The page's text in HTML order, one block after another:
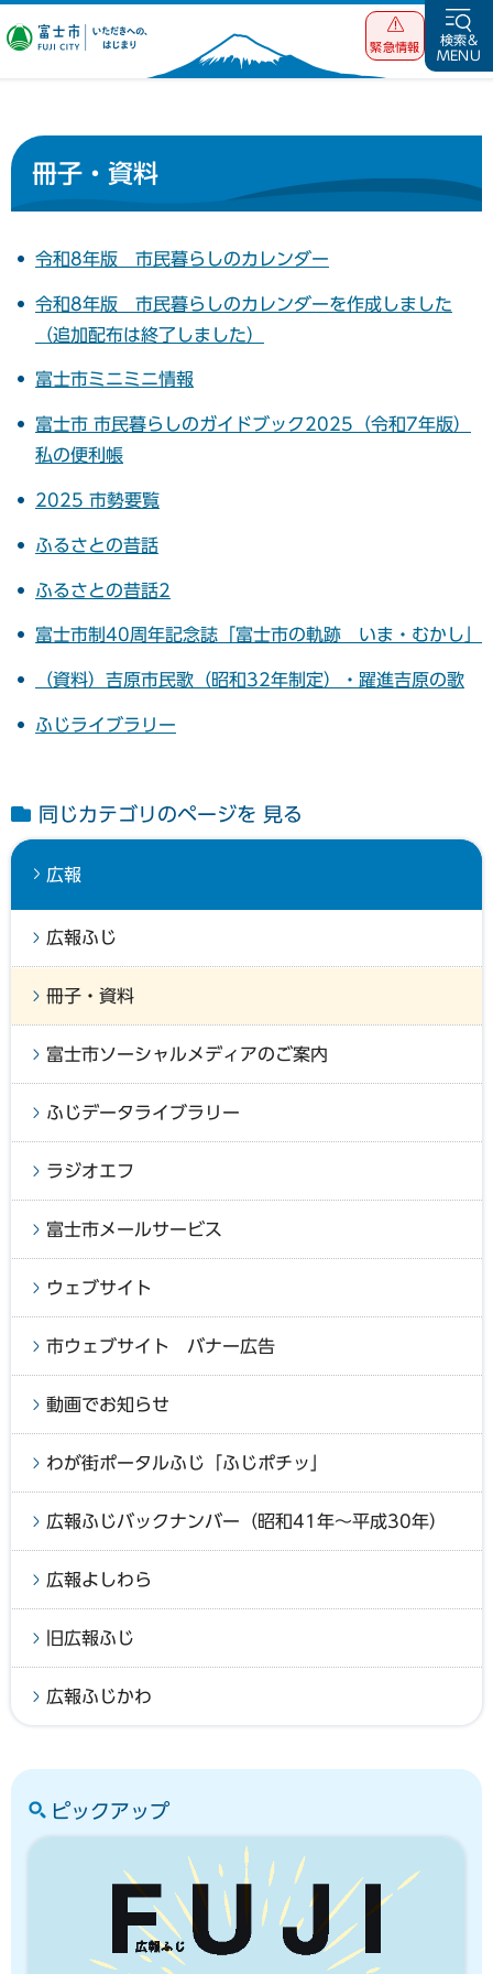
富士市 いただ
緊急情報
検索&
MENU
冊子・資料
令和8年版 市民暮らしのカレンダー
令和8年版 市民暮らしのカレンダーを作成しました
（追加配布は終了しました）
富士市ミニミニ情報
富士市 市民暮らしのガイドブック2025（令和7年版）
私の便利帳
2025 市勢要覧
ふるさとの昔話
ふるさとの昔話2
富士市制40周年記念誌「富士市の軌跡 いま・むかし」
（資料）吉原市民歌（昭和32年制定）・躍進吉原の歌
ふじライブラリー
同じカテゴリのページを 見る
広報
広報ふじ
冊子・資料
富士市ソーシャルメディアのご案内
ふじデータライブラリー
ラジオエフ
富士市メールサービス
ウェブサイト
市ウェブサイト バナー広告
動画でお知らせ
わが街ポータルふじ「ふじポチッ」
広報ふじバックナンバー（昭和41年～平成30年）
広報よしわら
旧広報ふじ
広報ふじかわ
ピックアップ